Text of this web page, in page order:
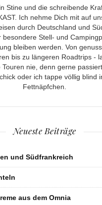
Stine und die schreibende
Ich nehme Dich mit auf
durch Deutschland und
besondere Stell- und
bleiben werden. Von
bis zu längeren Roadtrips -
Touren nie, denn gerne
oder ich tappe völlig blind
Fettnäpfchen.
Neueste Beiträge
und Südfrankreich
aus dem Omnia